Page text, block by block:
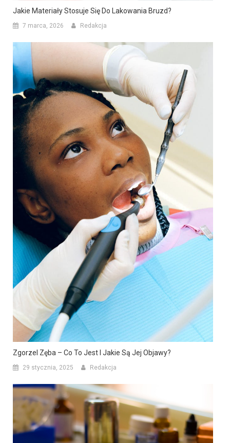
Jakie Materiały Stosuje Się Do Lakowania Bruzd?
7 marca, 2026 Redakcja
Zgorzel Zęba – Co To Jest I Jakie Są Jej Objawy?
29 stycznia, 2025 Redakcja